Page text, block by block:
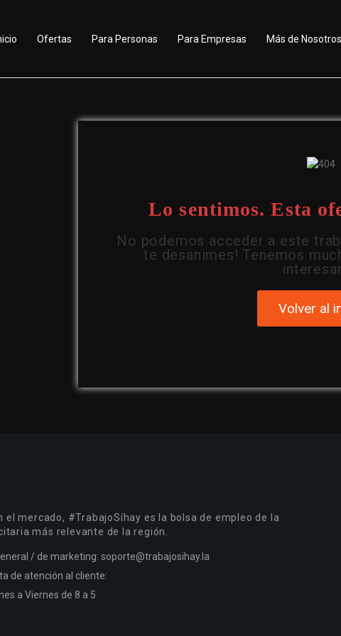
Ofertas Para Personas Para Empresas Más de Nosotros
Lo sentimos. Esta
No podemos acceder a este
te desanimes! Tenemos
Volver al
el mercado, #TrabajoSíhay es la bolsa de empleo de la
más relevante de la región.
/ de marketing: soporte@trabajosihay.la
de atención al cliente:
a Viernes de 8 a 5